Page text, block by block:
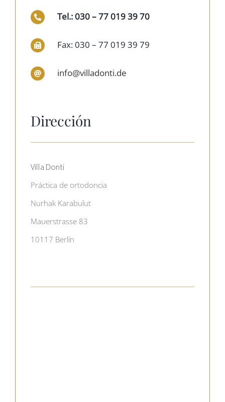
Tel.: 030 – 77 019 39 70
Fax: 030 – 77 019 39 79
info@villadonti.de
Dirección
Villa Donti
Práctica de ortodoncia
Nurhak Karabulut
Mauerstrasse 83
10117 Berlín